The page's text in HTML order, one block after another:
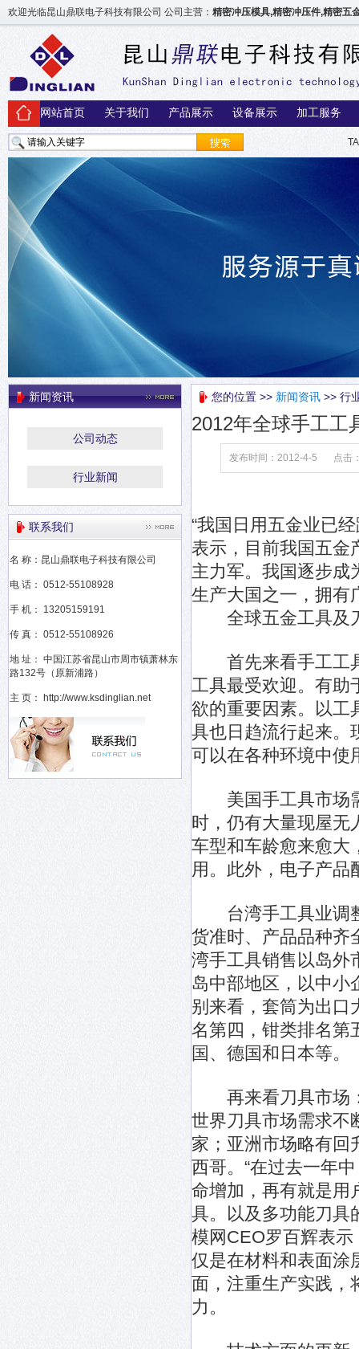
欢迎光临昆山鼎联电子科技有限公司 公司主营： 精密冲压模具,精密冲压件,精密五
网站首页 关于我们 产品展示 设备展示 加工服务
新闻资讯
公司动态
行业新闻
您的位置 >> 新闻资讯 >> 行
2012年全球手工工
发布时间：2012-4-5 点击
“我国日用五金业已
表示，目前我国五金
主力军。我国逐步成
生产大国之一，拥有
全球五金工具及
首先来看手工工具
工具最受欢迎。有助
欲的重要因素。以工
具也日趋流行起来。
可以在各种环境中使
美国手工具市场需
时，仍有大量现屋无
车型和车龄愈来愈大
用。此外，电子产品
台湾手工具业调整
货准时、产品品种齐
湾手工具销售以岛外
岛中部地区，以中小
别来看，套筒为出口
名第四，钳类排名第
国、德国和日本等。
再来看刀具市场：
世界刀具市场需求不
家；亚洲市场略有回
西哥。“在过去一年
命增加，再有就是用
具。以及多功能刀具
模网CEO罗百辉表
仅是在材料和表面涂
面，注重生产实践，
力。
联系我们
名 称：昆山鼎联电子科技有限公司
电 话： 0512-55108928
手 机： 13205159191
传 真： 0512-55108926
地 址： 中国江苏省昆山市周市镇萧林东
路132号（原新浦路）
主 页： http://www.ksdinglian.net